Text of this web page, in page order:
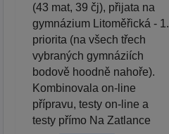
(43 mat, 39 čj), přijata na
gymnázium Litoměřická - 1.
priorita (na všech třech
vybraných gymnáziích
bodově hoodně nahoře).
Kombinovala on-line
přípravu, testy on-line a
testy přímo Na Zatlance